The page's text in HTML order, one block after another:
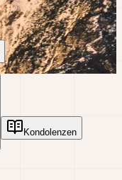
Kondolenzen